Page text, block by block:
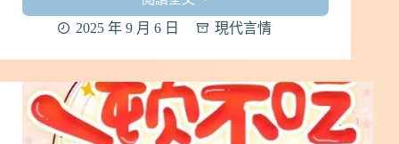
【我
的
窩
五
百
坪】
by
2025 年 9 月 6 日 現代言情